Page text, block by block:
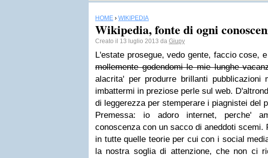
HOME › WIKIPEDIA
Wikipedia, fonte di ogni
Creato il 13 luglio 2013 da Giupy
L'estate prosegue, vedo gente, faccio cose,
mollemente godendomi le mie lunghe
alacrita' per produrre brillanti pubblicazioni
imbattermi in preziose perle sul web.
di leggerezza per stemperare i piagnistei del
Premessa: io adoro internet, perche'
conoscenza con un sacco di aneddoti scemi.
in tutte quelle teorie per cui con i social
la nostra soglia di attenzione, che non ci